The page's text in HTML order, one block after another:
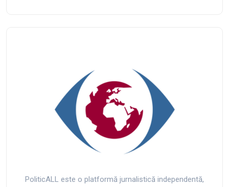
PoliticALL este o platformă jurnalistică independentă,